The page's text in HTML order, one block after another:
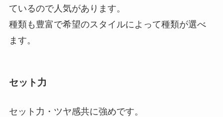
ているので人気があります。
種類も豊富で希望のスタイルによって種類が選べ
ます。
セット力
セット力・ツヤ感共に強めです。